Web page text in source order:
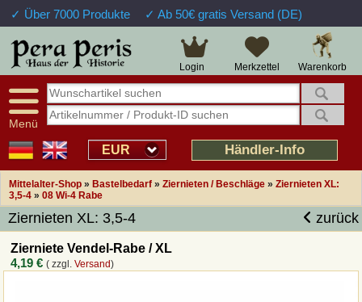
✓ Über 7000 Produkte ✓ Ab 50€ gratis Versand (DE)
Warenkorb
Merkzettel
Login
Menü
EUR Händler-Info
Mittelalter-Shop » Bastelbedarf » Ziernieten / Beschläge » Ziernieten XL:
3,5-4 » 08 Wi-4 Rabe
Ziernieten XL: 3,5-4 zurück
Zierniete Vendel-Rabe / XL
4,19 € ( zzgl.Versand)
Große Auswahl
Verfügbarkeitsanzeige
Sendungsverfolgung
Intelligente Navigation
Freundlicher Service
14 Tage Widerrufsrecht
Über 25 Jahre Erfahrung
Schnelle Rücküberweisung
Kulant bei Retouren
Prof. Auftragsabwicklung
Übersicht Mittelalter-Produkte
Impressum
Widerrufsfunktion